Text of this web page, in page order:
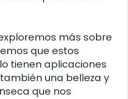
más sobre
que estos
tienen aplicaciones
una belleza y
que nos